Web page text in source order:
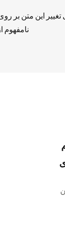
تغییر این متن بر
نامفهوم